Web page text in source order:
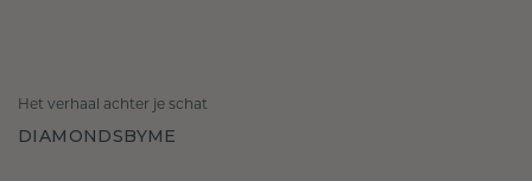
Het verhaal achter je schat
DIAMONDSBYME